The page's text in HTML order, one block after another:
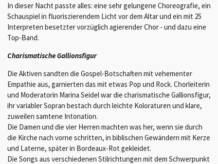
In dieser Nacht passte alles: eine sehr gelungene Choreografie, ein
Schauspiel in fluoriszierendem Licht vor dem Altar und ein mit 25
Interpreten besetzter vorzüglich agierender Chor - und dazu eine
Top-Band.
Charismatische Gallionsfigur
Die Aktiven sandten die Gospel-Botschaften mit vehementer
Empathie aus, garnierten das mit etwas Pop und Rock. Chorleiterin
und Moderatorin Marina Seidel war die charismatische Gallionsfigur,
ihr variabler Sopran bestach durch leichte Koloraturen und klare,
zuweilen samtene Intonation.
Die Damen und die vier Herren machten was her, wenn sie durch
die Kirche nach vorne schritten, in biblischen Gewändern mit Kerze
und Laterne, später in Bordeaux-Rot gekleidet.
Die Songs aus verschiedenen Stilrichtungen mit dem Schwerpunkt